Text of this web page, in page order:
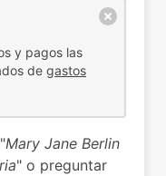
y pagos las
de gastos
Mary Jane Berlin
" o preguntar